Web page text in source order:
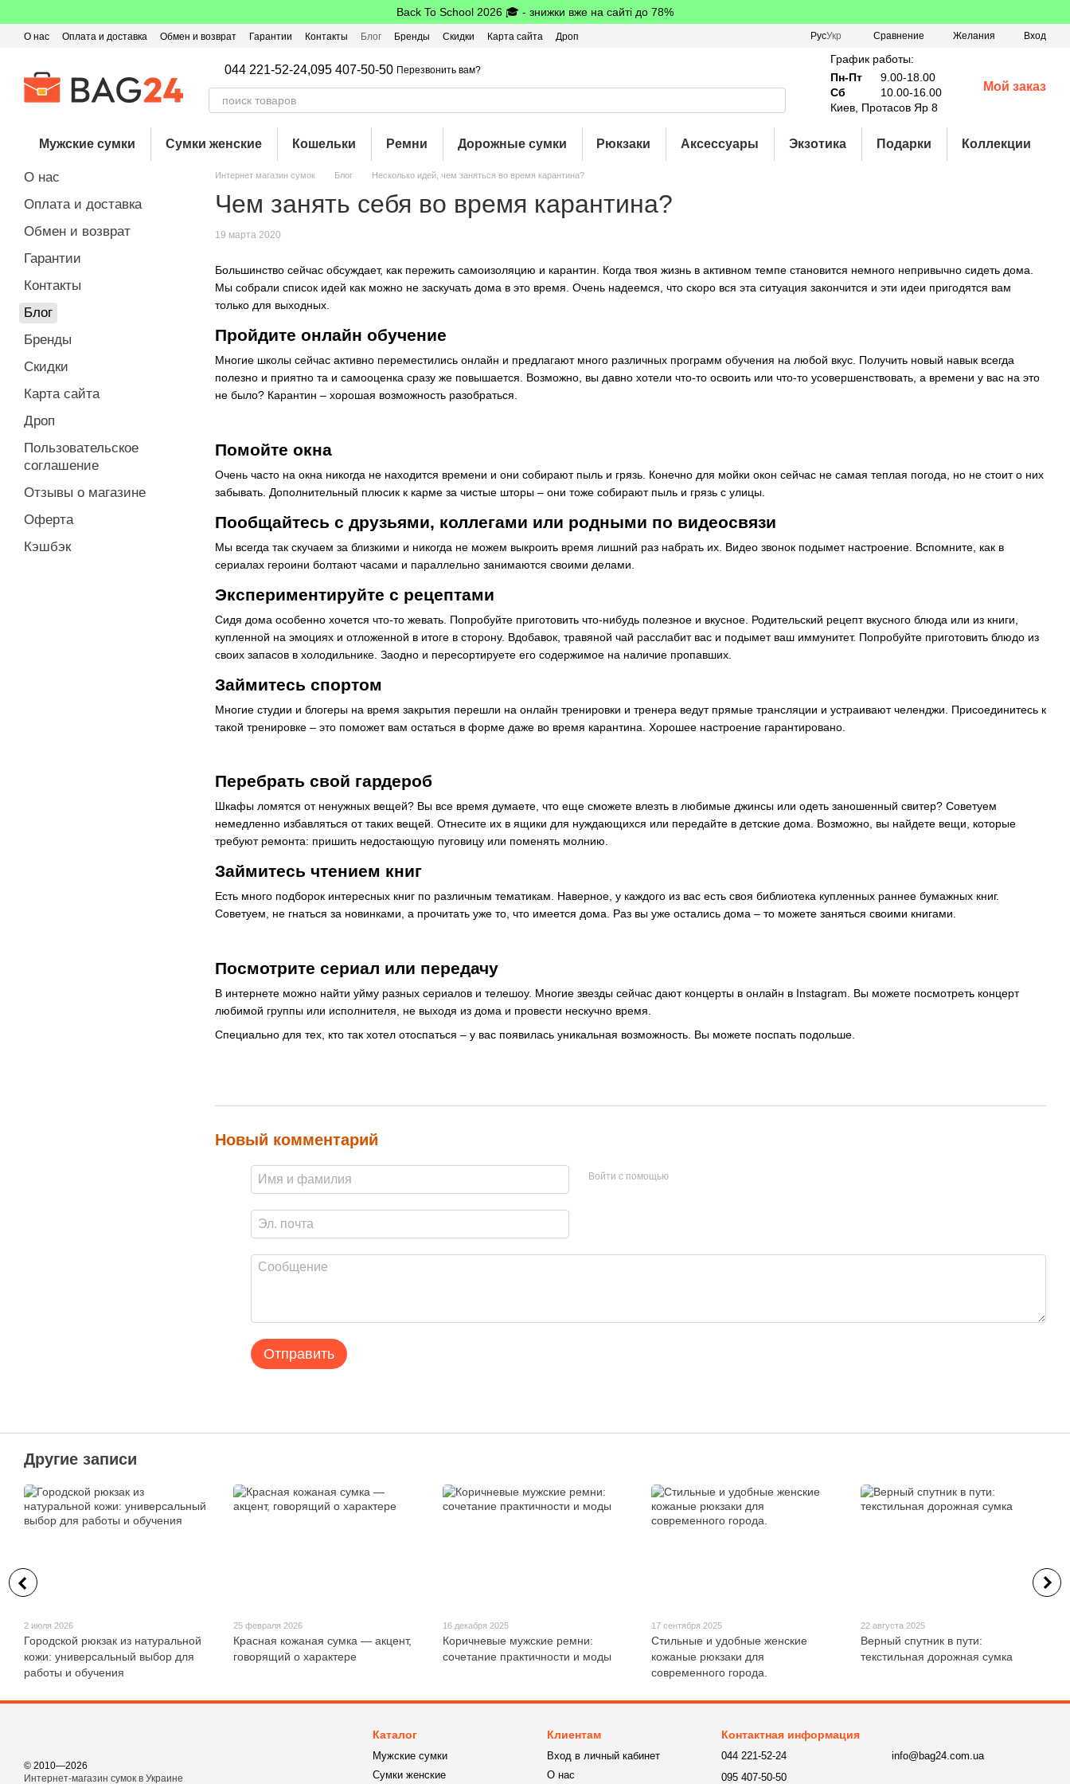
Back To School 2026 🎓 - знижки вже на сайті до 78%
О нас Оплата и доставка Обмен и возврат Гарантии Контакты Блог Бренды Скидки Карта сайта
Дроп
РусУкр Сравнение Желания Вход
044 221-52-24,095 407-50-50 Перезвонить вам?
График работы:
Пн-Пт
9.00-18.00
Сб
10.00-16.00
Киев, Протасов Яр 8
Мой заказ
Мужские сумки Сумки женские Кошельки Ремни Дорожные сумки Рюкзаки Аксессуары Экзотика Подарки Коллекции
Интернет магазин сумок Блог Несколько идей, чем заняться во время карантина?
Чем занять себя во время карантина?
19 марта 2020
Большинство сейчас обсуждает, как пережить самоизоляцию и карантин. Когда твоя жизнь в активном темпе становится немного непривычно сидеть дома.
Мы собрали список идей как можно не заскучать дома в это время. Очень надеемся, что скоро вся эта ситуация закончится и эти идеи пригодятся вам
только для выходных.
Пройдите онлайн обучение
Многие школы сейчас активно переместились онлайн и предлагают много различных программ обучения на любой вкус. Получить новый навык всегда
полезно и приятно та и самооценка сразу же повышается. Возможно, вы давно хотели что-то освоить или что-то усовершенствовать, а времени у вас на это
не было? Карантин – хорошая возможность разобраться.
Помойте окна
Очень часто на окна никогда не находится времени и они собирают пыль и грязь. Конечно для мойки окон сейчас не самая теплая погода, но не стоит о них
забывать. Дополнительный плюсик к карме за чистые шторы – они тоже собирают пыль и грязь с улицы.
Пообщайтесь с друзьями, коллегами или родными по видеосвязи
Мы всегда так скучаем за близкими и никогда не можем выкроить время лишний раз набрать их. Видео звонок подымет настроение. Вспомните, как в
сериалах героини болтают часами и параллельно занимаются своими делами.
Экспериментируйте с рецептами
Сидя дома особенно хочется что-то жевать. Попробуйте приготовить что-нибудь полезное и вкусное. Родительский рецепт вкусного блюда или из книги,
купленной на эмоциях и отложенной в итоге в сторону. Вдобавок, травяной чай расслабит вас и подымет ваш иммунитет. Попробуйте приготовить блюдо из
своих запасов в холодильнике. Заодно и пересортируете его содержимое на наличие пропавших.
Займитесь спортом
Многие студии и блогеры на время закрытия перешли на онлайн тренировки и тренера ведут прямые трансляции и устраивают челенджи. Присоединитесь к
такой тренировке – это поможет вам остаться в форме даже во время карантина. Хорошее настроение гарантировано.
Перебрать свой гардероб
Шкафы ломятся от ненужных вещей? Вы все время думаете, что еще сможете влезть в любимые джинсы или одеть заношенный свитер? Советуем
немедленно избавляться от таких вещей. Отнесите их в ящики для нуждающихся или передайте в детские дома. Возможно, вы найдете вещи, которые
требуют ремонта: пришить недостающую пуговицу или поменять молнию.
Займитесь чтением книг
Есть много подборок интересных книг по различным тематикам. Наверное, у каждого из вас есть своя библиотека купленных раннее бумажных книг.
Советуем, не гнаться за новинками, а прочитать уже то, что имеется дома. Раз вы уже остались дома – то можете заняться своими книгами.
Посмотрите сериал или передачу
В интернете можно найти уйму разных сериалов и телешоу. Многие звезды сейчас дают концерты в онлайн в Instagram. Вы можете посмотреть концерт
любимой группы или исполнителя, не выходя из дома и провести нескучно время.
Специально для тех, кто так хотел отоспаться – у вас появилась уникальная возможность. Вы можете поспать подольше.
Новый комментарий
Войти с помощью
Отправить
О нас
Оплата и доставка
Обмен и возврат
Гарантии
Контакты
Блог
Бренды
Скидки
Карта сайта
Дроп
Пользовательское
соглашение
Отзывы о магазине
Оферта
Кэшбэк
Другие записи
2 июля 2026
Городской рюкзак из натуральной
кожи: универсальный выбор для
работы и обучения
25 февраля 2026
Красная кожаная сумка — акцент,
говорящий о характере
16 декабря 2025
Коричневые мужские ремни:
сочетание практичности и моды
17 сентября 2025
Стильные и удобные женские
кожаные рюкзаки для
современного города.
22 августа 2025
Верный спутник в пути:
текстильная дорожная сумка
© 2010—2026
Интернет-магазин сумок в Украине
Каталог
Мужские сумки
Сумки женские
Клиентам
Вход в личный кабинет
О нас
Контактная информация
044 221-52-24
095 407-50-50
info@bag24.com.ua